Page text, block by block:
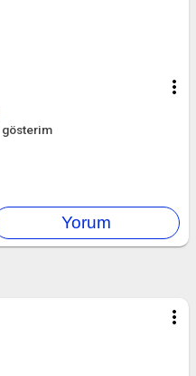
more_vert
gösterim
more_vert